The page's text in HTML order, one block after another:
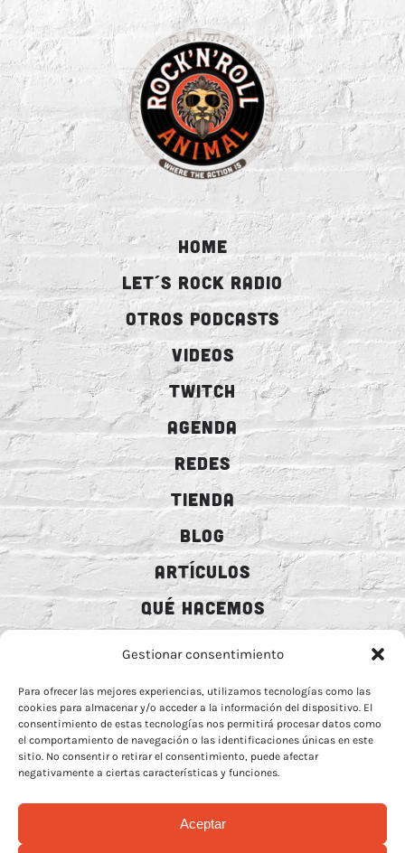
Gestionar consentimiento
Para ofrecer las mejores experiencias, utilizamos tecnologías como las
cookies para almacenar y/o acceder a la información del dispositivo. El
consentimiento de estas tecnologías nos permitirá procesar datos como
el comportamiento de navegación o las identificaciones únicas en este
sitio. No consentir o retirar el consentimiento, puede afectar
negativamente a ciertas características y funciones.
Aceptar
HOME
LET´S ROCK RADIO
OTROS PODCASTS
VIDEOS
TWITCH
AGENDA
REDES
TIENDA
BLOG
ARTÍCULOS
QUÉ HACEMOS
CONTACTO
BIO